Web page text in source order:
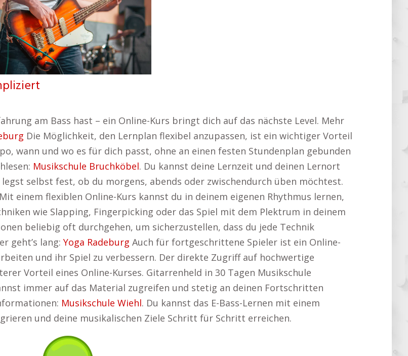
am Bass hast – ein Online-Kurs bringt dich auf das nächste Level. Mehr
Die Möglichkeit, den Lernplan flexibel anzupassen, ist ein wichtiger Vorteil
wann und wo es für dich passt, ohne an einen festen Stundenplan gebunden
Musikschule Bruchköbel. Du kannst deine Lernzeit und deinen Lernort
selbst fest, ob du morgens, abends oder zwischendurch üben möchtest.
einem flexiblen Online-Kurs kannst du in deinem eigenen Rhythmus lernen,
wie Slapping, Fingerpicking oder das Spiel mit dem Plektrum in deinem
beliebig oft durchgehen, um sicherzustellen, dass du jede Technik
geht’s lang: Yoga Radeburg Auch für fortgeschrittene Spieler ist ein Online-
und ihr Spiel zu verbessern. Der direkte Zugriff auf hochwertige
Vorteil eines Online-Kurses. Gitarrenheld in 30 Tagen Musikschule
immer auf das Material zugreifen und stetig an deinen Fortschritten
Musikschule Wiehl. Du kannst das E-Bass-Lernen mit einem
und deine musikalischen Ziele Schritt für Schritt erreichen.